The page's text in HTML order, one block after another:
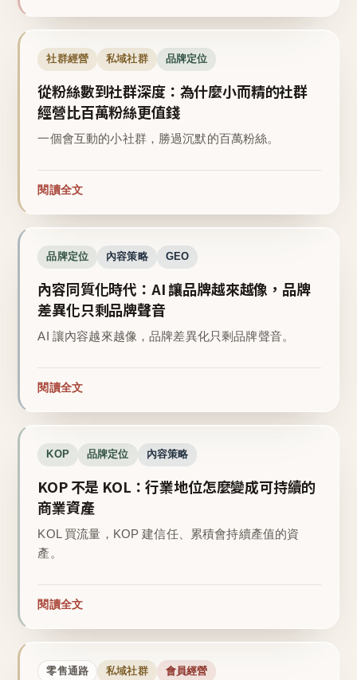
社群經營 私域社群 品牌定位
從粉絲數到社群深度：為什麼小而精的社群
經營比百萬粉絲更值錢
一個會互動的小社群，勝過沉默的百萬粉絲。
閱讀全文
品牌定位 內容策略 GEO
內容同質化時代：AI 讓品牌越來越像，品牌
差異化只剩品牌聲音
AI 讓內容越來越像，品牌差異化只剩品牌聲音。
閱讀全文
KOP 品牌定位 內容策略
KOP 不是 KOL：行業地位怎麼變成可持續的
商業資產
KOL 買流量，KOP 建信任、累積會持續產值的資
產。
閱讀全文
零售通路 私域社群 會員經營